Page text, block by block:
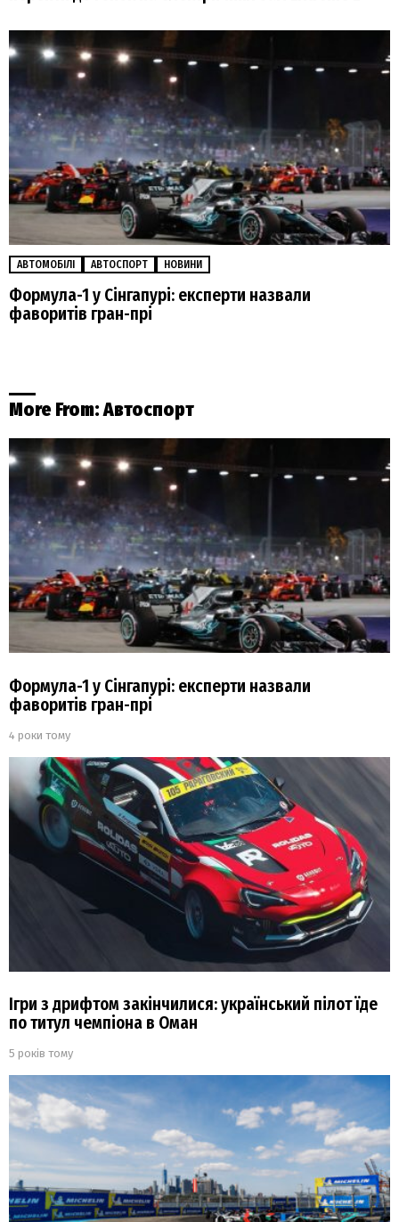
АВТОМОБІЛІ АВТОСПОРТ НОВИНИ
Формула-1 у Сінгапурі: експерти назвали
фаворитів гран-прі
More From:Автоспорт
Формула-1 у Сінгапурі: експерти назвали
фаворитів гран-прі
4 роки тому
Ігри з дрифтом закінчилися: український пілот їде
по титул чемпіона в Оман
5 років тому